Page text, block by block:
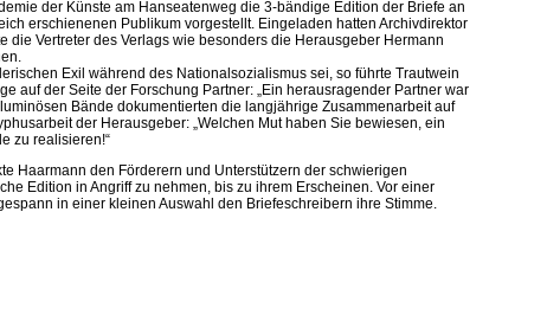
der Künste am Hanseatenweg die 3-bändige Edition der Briefe an
erschienenen Publikum vorgestellt. Eingeladen hatten Archivdirektor
die Vertreter des Verlags wie besonders die Herausgeber Hermann
Exil während des Nationalsozialismus sei, so führte Trautwein
auf der Seite der Forschung Partner: „Ein herausragender Partner war
Bände dokumentierten die langjährige Zusammenarbeit auf
der Herausgeber: „Welchen Mut haben Sie bewiesen, ein
zu realisieren!“
Haarmann den Förderern und Unterstützern der schwierigen
Edition in Angriff zu nehmen, bis zu ihrem Erscheinen. Vor einer
in einer kleinen Auswahl den Briefeschreibern ihre Stimme.